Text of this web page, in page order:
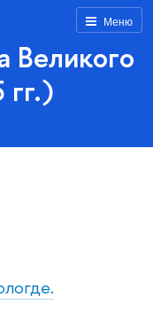
Меню
Великого